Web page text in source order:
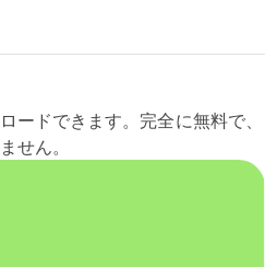
ードできます。完全に無料で、
せん。